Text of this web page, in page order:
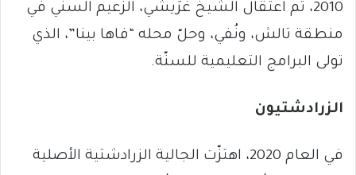
2010، تم اعتقال الشيخ غُرَيشي، الزعيم السنّي في
منطقة تالش، ونُفي، وحلّ محله “فاها بينا”، الذي
تولى البرامج التعليمية للسنّة.
الزرادشتيون
في العام 2020، اهتزّت الجالية الزرادشتية الأصلية